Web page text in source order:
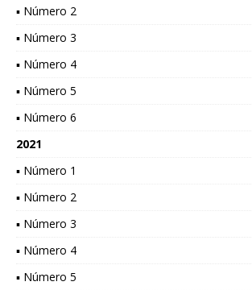
▪ Número 2
▪ Número 3
▪ Número 4
▪ Número 5
▪ Número 6
2021
▪ Número 1
▪ Número 2
▪ Número 3
▪ Número 4
▪ Número 5